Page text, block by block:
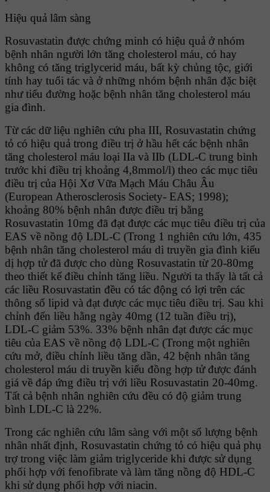
Hiệu quả lâm sàng
Rosuvastatin được chứng minh có hiệu quả ở nhóm
bệnh nhân người lớn tăng cholesterol máu, có hay
không có tăng triglycerid máu, bất kỳ chủng tộc, giới
tính hay tuổi tác và ở những nhóm bệnh nhân đặc biệt
như tiểu đường hoặc bệnh nhân tăng cholesterol máu
gia đình.
Từ các dữ liệu nghiên cứu pha III, Rosuvastatin chứng
tỏ có hiệu quả trong điều trị ở hầu hết các bệnh nhân
tăng cholesterol máu loại IIa và IIb (LDL-C trung bình
trước khi điều trị khoảng 4,8mmol/l) theo các mục tiêu
điều trị của Hội Xơ Vữa Mạch Máu Châu Âu
(European Atherosclerosis Society- EAS; 1998);
khoảng 80% bệnh nhân được điều trị bằng
Rosuvastatin 10mg đã đạt được các mục tiêu điều trị của
EAS về nồng độ LDL-C (Trong 1 nghiên cứu lớn, 435
bệnh nhân tăng cholesterol máu di truyền gia đình kiểu
dị hợp tử đã được cho dùng Rosuvastatin từ 20-80mg
theo thiết kế điều chỉnh tăng liều. Người ta thấy là tất cả
các liều Rosuvastatin đều có tác động có lợi trên các
thông số lipid và đạt được các mục tiêu điều trị. Sau khi
chỉnh đến liều hằng ngày 40mg (12 tuần điều trị),
LDL-C giảm 53%. 33% bệnh nhân đạt được các mục
tiêu của EAS về nồng độ LDL-C (Trong một nghiên
cứu mở, điều chỉnh liều tăng dần, 42 bệnh nhân tăng
cholesterol máu di truyền kiểu đồng hợp tử được đánh
giá về đáp ứng điều trị với liều Rosuvastatin 20-40mg.
Tất cả bệnh nhân nghiên cứu đều có độ giảm trung
bình LDL-C là 22%.
Trong các nghiên cứu lâm sàng với một số lượng bệnh
nhân nhất định, Rosuvastatin chứng tỏ có hiệu quả phụ
trợ trong việc làm giảm triglyceride khi được sử dụng
phối hợp với fenofibrate và làm tăng nồng độ HDL-C
khi sử dụng phối hợp với niacin.